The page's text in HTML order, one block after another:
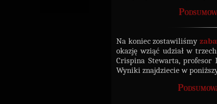
Na koniec zostawiliśmy
okazję wziąć udział w
Crispina Stewarta,
Wyniki znajdziecie w